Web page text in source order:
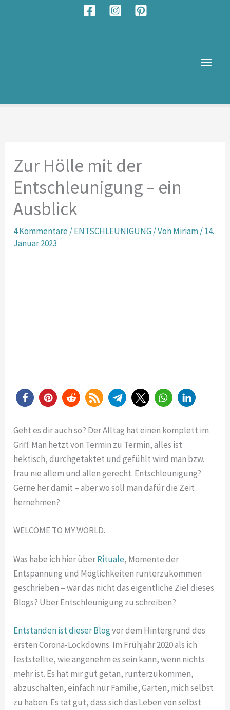
Inhalt
Zur Hölle mit der
Entschleunigung – ein
Ausblick
4 Kommentare /ENTSCHLEUNIGUNG/ VonMiriam/14.
Januar 2023
Geht es dir auch so? Der Alltag hat einen komplett im
Griff. Man hetzt von Termin zu Termin, alles ist
hektisch, durchgetaktet und gefühlt wird man bzw.
frau nie allem und allen gerecht. Entschleunigung?
Gerne her damit – aber wo soll man dafür die Zeit
hernehmen?
WELCOME TO MY WORLD.
Was habe ich hier überRituale, Momente der
Entspannung und Möglichkeiten runterzukommen
geschrieben – war das nicht das eigentliche Ziel dieses
Blogs? Über Entschleunigung zu schreiben?
Entstanden ist dieser Blogvor dem Hintergrund des
ersten Corona-Lockdowns. Im Frühjahr 2020 als ich
feststellte, wie angenehm es sein kann, wenn nichts
mehr ist. Es hat mir gut getan, runterzukommen,
abzuschalten, einfach nur Familie, Garten, mich selbst
zu haben. Es tat gut, dass sich das Leben von selbst